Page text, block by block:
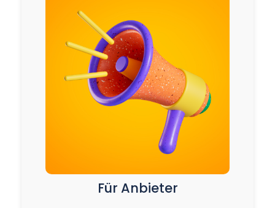
Für Anbieter